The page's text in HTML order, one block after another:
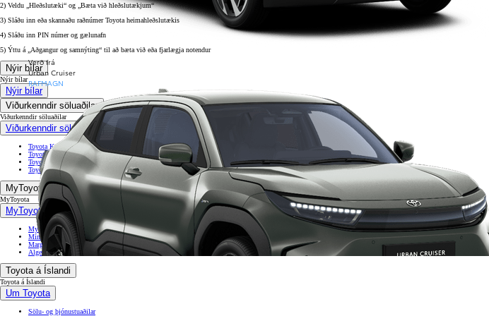
Verð frá
Urban Cruiser
RAFMAGN
2) Veldu „Hleðslutæki“ og „Bæta við hleðslutækjum“
3) Sláðu inn eða skannaðu raðnúmer Toyota heimahleðslutækis
4) Sláðu inn PIN númer og gælunafn
5) Ýttu á „Aðgangur og samnýting“ til að bæta við eða fjarlægja notendur
Nýir bílar
Nýir bílar
Nýir bílar
Viðurkenndir söluaðilar
Viðurkenndir söluaðilar
Viðurkenndir söluaðilar
Toyota Kauptúni
Toyota Akureyri
Toyota Selfossi
Toyota Reykjanesbæ
MyToyota
MyToyota
MyToyota
MyToyota app
Mínar síður
Margmiðlun
Algengar spurningar
Toyota á Íslandi
Toyota á Íslandi
Um Toyota
Sölu- og þjónustuaðilar